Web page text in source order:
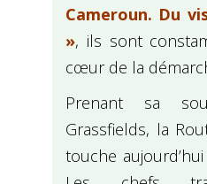
Cameroun. Du
», ils sont
cœur de la
Prenant sa
Grassfields, la
touche